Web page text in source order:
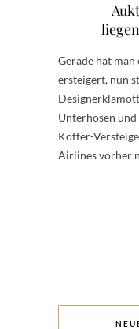
Gerade hat
ersteigert, nun
Unterhosen und
Koffer-
Airlines vorher